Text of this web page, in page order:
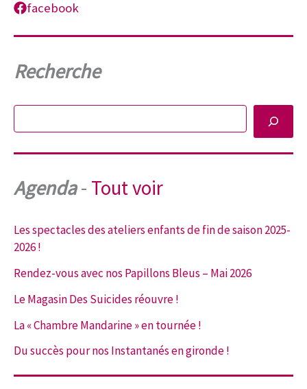
facebook
Recherche
Rechercher
Agenda- Tout voir
Les spectacles des ateliers enfants de fin de saison 2025-
2026 !
Rendez-vous avec nos Papillons Bleus – Mai 2026
Le Magasin Des Suicides réouvre !
La « Chambre Mandarine » en tournée !
Du succès pour nos Instantanés en gironde !